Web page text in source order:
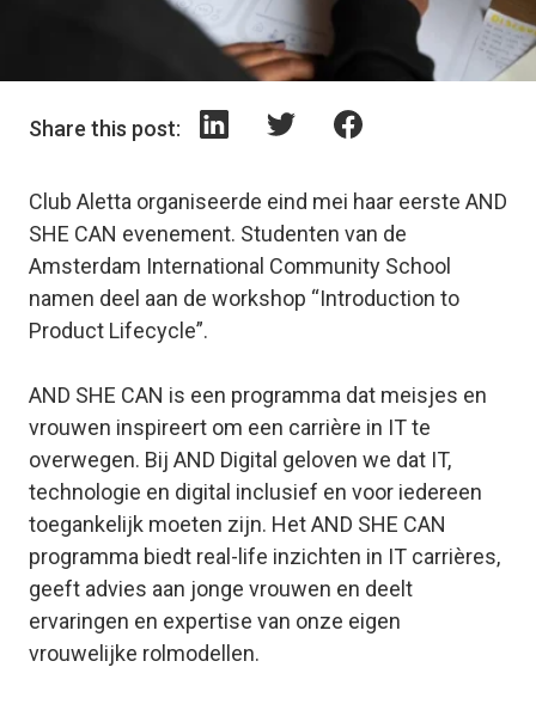
Share this post:
Club Aletta organiseerde eind mei haar eerste AND
SHE CAN evenement. Studenten van de
Amsterdam International Community School
namen deel aan de workshop “Introduction to
Product Lifecycle”.
AND SHE CAN is een programma dat meisjes en
vrouwen inspireert om een ​​carrière in IT te
overwegen. Bij AND Digital geloven we dat IT,
technologie en digital inclusief en voor iedereen
toegankelijk moeten zijn. Het AND SHE CAN
programma biedt real-life inzichten in IT carrières,
geeft advies aan jonge vrouwen en deelt
ervaringen en expertise van onze eigen
vrouwelijke rolmodellen.